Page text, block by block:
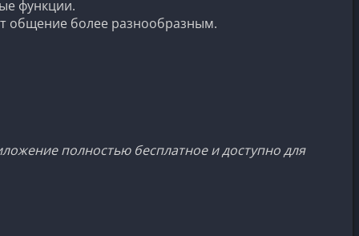
функции.
общение более разнообразным.
полностью бесплатное и доступно для